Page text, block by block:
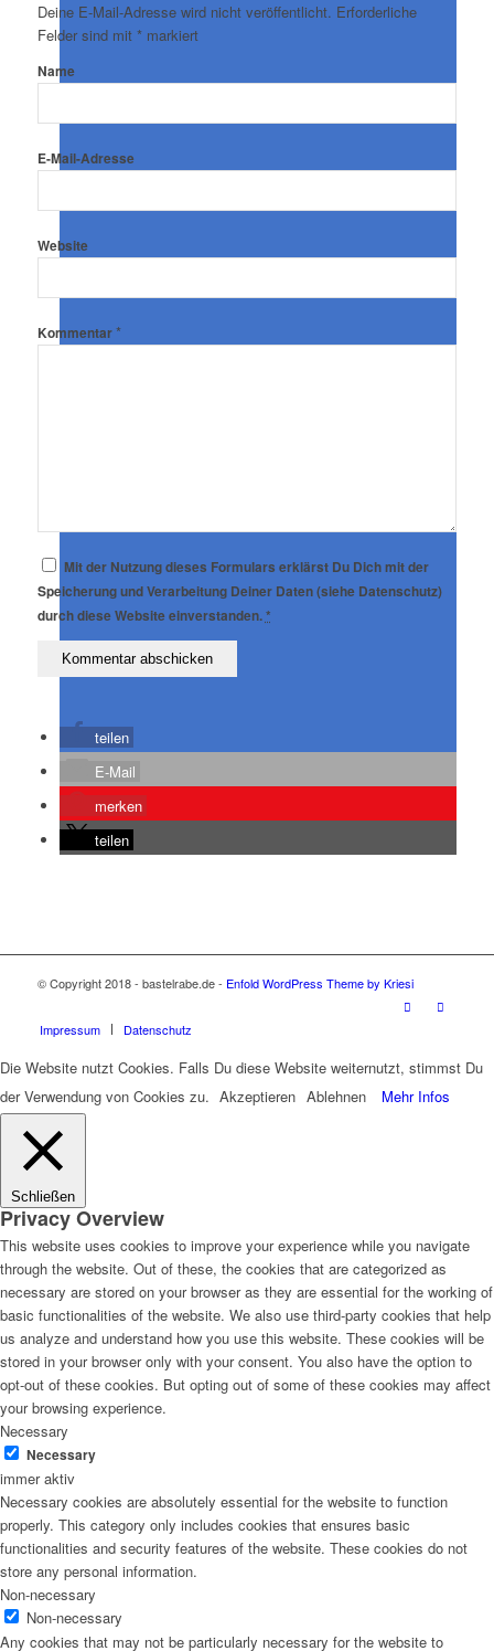
Deine E-Mail-Adresse wird nicht veröffentlicht. Erforderliche
Felder sind mit *markiert
Name
E-Mail-Adresse
Website
Kommentar*
Mit der Nutzung dieses Formulars erklärst Du Dich mit der
Speicherung und Verarbeitung Deiner Daten (siehe Datenschutz)
durch diese Website einverstanden.*
teilen
E-Mail
merken
teilen
© Copyright 2018 - bastelrabe.de - Enfold WordPress Theme by Kriesi
Impressum Datenschutz
Die Website nutzt Cookies. Falls Du diese Website weiternutzt, stimmst Du
der Verwendung von Cookies zu. Akzeptieren Ablehnen Mehr Infos
Schließen
Privacy Overview
This website uses cookies to improve your experience while you navigate
through the website. Out of these, the cookies that are categorized as
necessary are stored on your browser as they are essential for the working of
basic functionalities of the website. We also use third-party cookies that help
us analyze and understand how you use this website. These cookies will be
stored in your browser only with your consent. You also have the option to
opt-out of these cookies. But opting out of some of these cookies may affect
your browsing experience.
Necessary
Necessary
immer aktiv
Necessary cookies are absolutely essential for the website to function
properly. This category only includes cookies that ensures basic
functionalities and security features of the website. These cookies do not
store any personal information.
Non-necessary
Non-necessary
Any cookies that may not be particularly necessary for the website to